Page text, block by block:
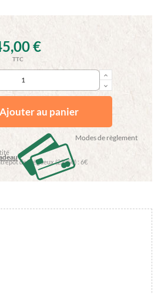
€
TTC
keyboard_arrow_up
keyboard_arrow_down
Ajouter au panier
Modes de règlement
de Trégueux (22950) : 6€